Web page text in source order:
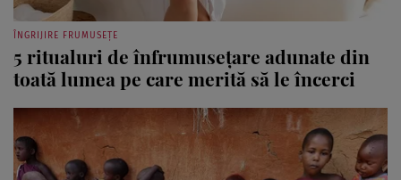
ÎNGRIJIRE FRUMUSEȚE
5 ritualuri de înfrumusețare adunate din
toată lumea pe care merită să le încerci